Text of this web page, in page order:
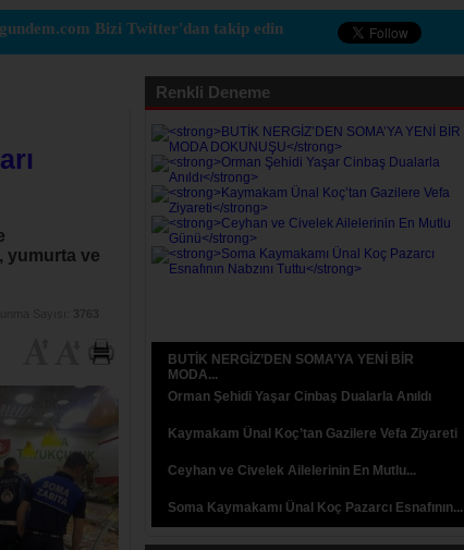
Bizi Twitter'dan takip edin
yumurta ve
Renkli Deneme
BUTİK NERGİZ’DEN SOMA’YA YENİ BİR
MODA...
Orman Şehidi Yaşar Cinbaş Dualarla Anıldı
Kaymakam Ünal Koç’tan Gazilere Vefa Ziyareti
Ceyhan ve Civelek Ailelerinin En Mutlu...
Soma Kaymakamı Ünal Koç Pazarcı Esnafının...